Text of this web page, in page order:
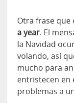
Otra frase que
a year. El
la Navidad
volando, así
mucho para
entristecen en
problemas a